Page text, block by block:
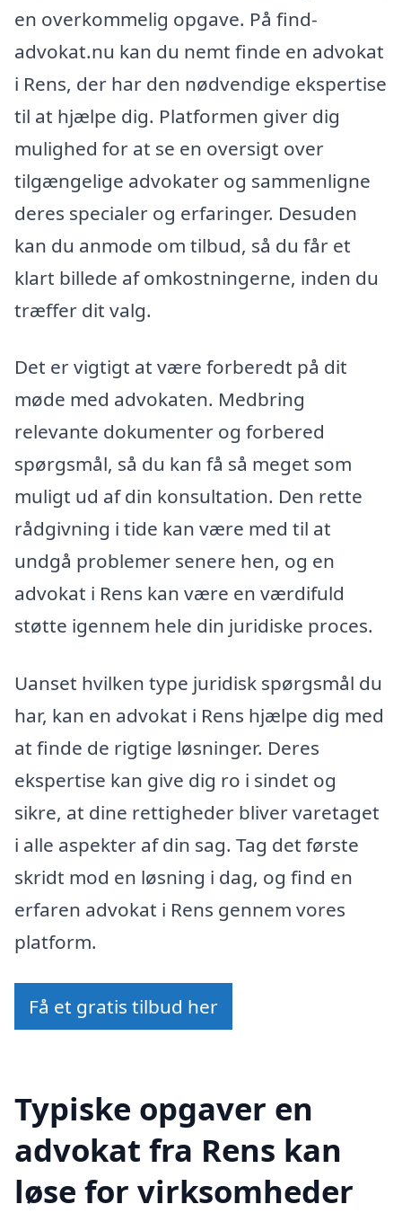
en overkommelig opgave. På find-
advokat.nu kan du nemt finde en advokat
i Rens, der har den nødvendige ekspertise
til at hjælpe dig. Platformen giver dig
mulighed for at se en oversigt over
tilgængelige advokater og sammenligne
deres specialer og erfaringer. Desuden
kan du anmode om tilbud, så du får et
klart billede af omkostningerne, inden du
træffer dit valg.
Det er vigtigt at være forberedt på dit
møde med advokaten. Medbring
relevante dokumenter og forbered
spørgsmål, så du kan få så meget som
muligt ud af din konsultation. Den rette
rådgivning i tide kan være med til at
undgå problemer senere hen, og en
advokat i Rens kan være en værdifuld
støtte igennem hele din juridiske proces.
Uanset hvilken type juridisk spørgsmål du
har, kan en advokat i Rens hjælpe dig med
at finde de rigtige løsninger. Deres
ekspertise kan give dig ro i sindet og
sikre, at dine rettigheder bliver varetaget
i alle aspekter af din sag. Tag det første
skridt mod en løsning i dag, og find en
erfaren advokat i Rens gennem vores
platform.
Få et gratis tilbud her
Typiske opgaver en
advokat fra Rens kan
løse for virksomheder